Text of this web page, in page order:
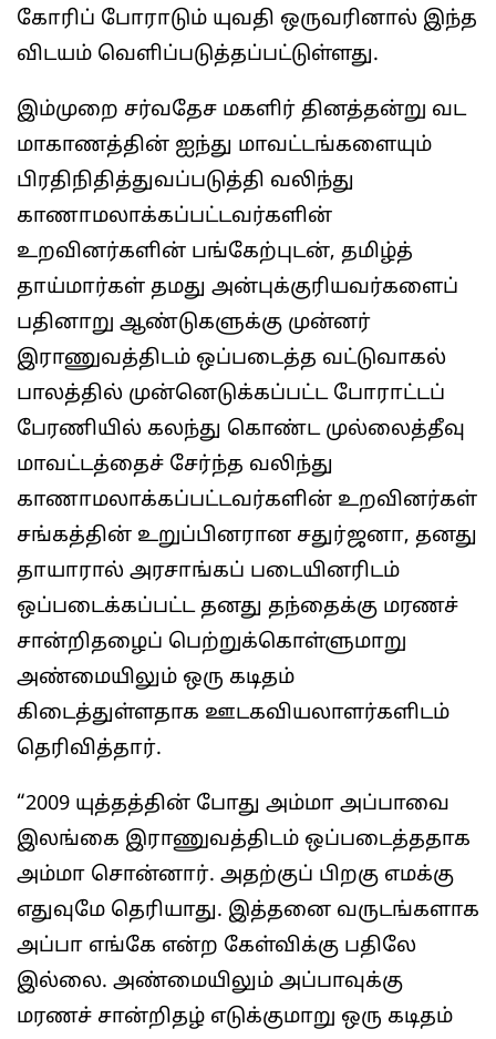
கோரிப் போராடும் யுவதி ஒருவரினால் இந்த
விடயம் வெளிப்படுத்தப்பட்டுள்ளது.
இம்முறை சர்வதேச மகளிர் தினத்தன்று வட
மாகாணத்தின் ஐந்து மாவட்டங்களையும்
பிரதிநிதித்துவப்படுத்தி வலிந்து
காணாமலாக்கப்பட்டவர்களின்
உறவினர்களின் பங்கேற்புடன், தமிழ்த்
தாய்மார்கள் தமது அன்புக்குரியவர்களைப்
பதினாறு ஆண்டுகளுக்கு முன்னர்
இராணுவத்திடம் ஒப்படைத்த வட்டுவாகல்
பாலத்தில் முன்னெடுக்கப்பட்ட போராட்டப்
பேரணியில் கலந்து கொண்ட முல்லைத்தீவு
மாவட்டத்தைச் சேர்ந்த வலிந்து
காணாமலாக்கப்பட்டவர்களின் உறவினர்கள்
சங்கத்தின் உறுப்பினரான சதுர்ஜனா, தனது
தாயாரால் அரசாங்கப் படையினரிடம்
ஒப்படைக்கப்பட்ட தனது தந்தைக்கு மரணச்
சான்றிதழைப் பெற்றுக்கொள்ளுமாறு
அண்மையிலும் ஒரு கடிதம்
கிடைத்துள்ளதாக ஊடகவியலாளர்களிடம்
தெரிவித்தார்.
“2009 யுத்தத்தின் போது அம்மா அப்பாவை
இலங்கை இராணுவத்திடம் ஒப்படைத்ததாக
அம்மா சொன்னார். அதற்குப் பிறகு எமக்கு
எதுவுமே தெரியாது. இத்தனை வருடங்களாக
அப்பா எங்கே என்ற கேள்விக்கு பதிலே
இல்லை. அண்மையிலும் அப்பாவுக்கு
மரணச் சான்றிதழ் எடுக்குமாறு ஒரு கடிதம்